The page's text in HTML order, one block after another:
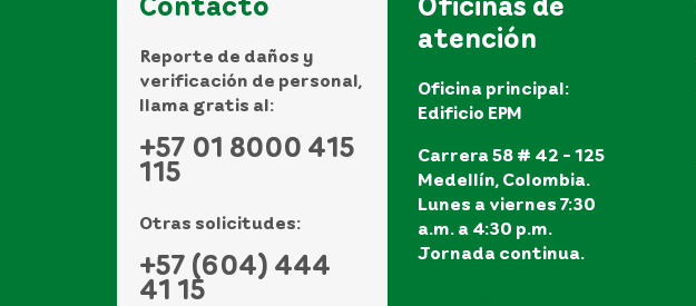
Reporte de daños y
verificación de personal,
llama gratis al:
+57 01 8000 415
115
Otras solicitudes:
+57 (604) 444
41 15
atención
Oficina principal:
Edificio EPM
Carrera 58 # 42 - 125
Medellín, Colombia.
Lunes a viernes 7:30
a.m. a 4:30 p.m.
Jornada continua.